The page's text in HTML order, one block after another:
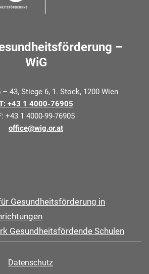
–
WiG
43, Stiege 6, 1. Stock, 1200 Wien
+43 1 4000-76905
+43 1 4000-99-76905
office@wig.or.at
Gesundheitsförderung in
Gesundheitsfördende Schulen
Datenschutz